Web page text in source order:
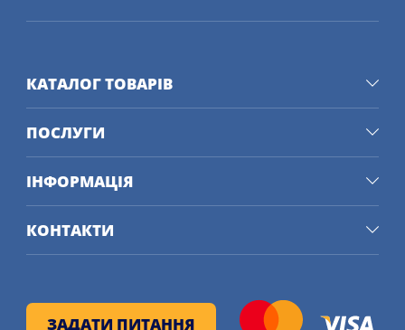
ЗАДАТИ ПИТАННЯ
КАТАЛОГ ТОВАРІВ
ПОСЛУГИ
ІНФОРМАЦІЯ
КОНТАКТИ